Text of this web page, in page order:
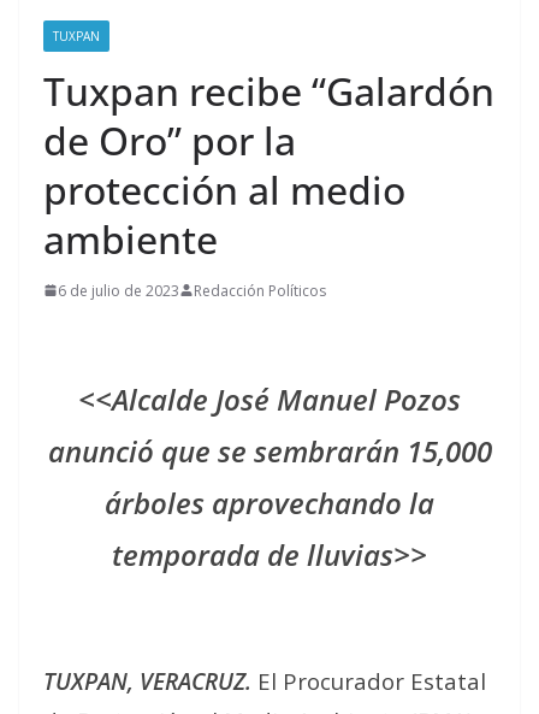
TUXPAN
Tuxpan recibe “Galardón
de Oro” por la
protección al medio
ambiente
6 de julio de 2023 Redacción Políticos
<<Alcalde José Manuel Pozos
anunció que se sembrarán 15,000
árboles aprovechando la
temporada de lluvias>>
TUXPAN, VERACRUZ. El Procurador Estatal